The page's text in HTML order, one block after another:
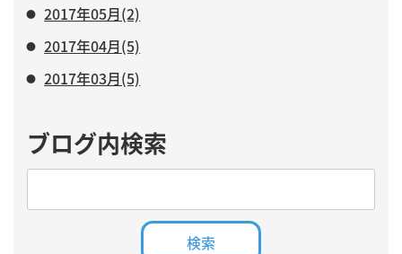
2017年05月(2)
2017年04月(5)
2017年03月(5)
ブログ内検索